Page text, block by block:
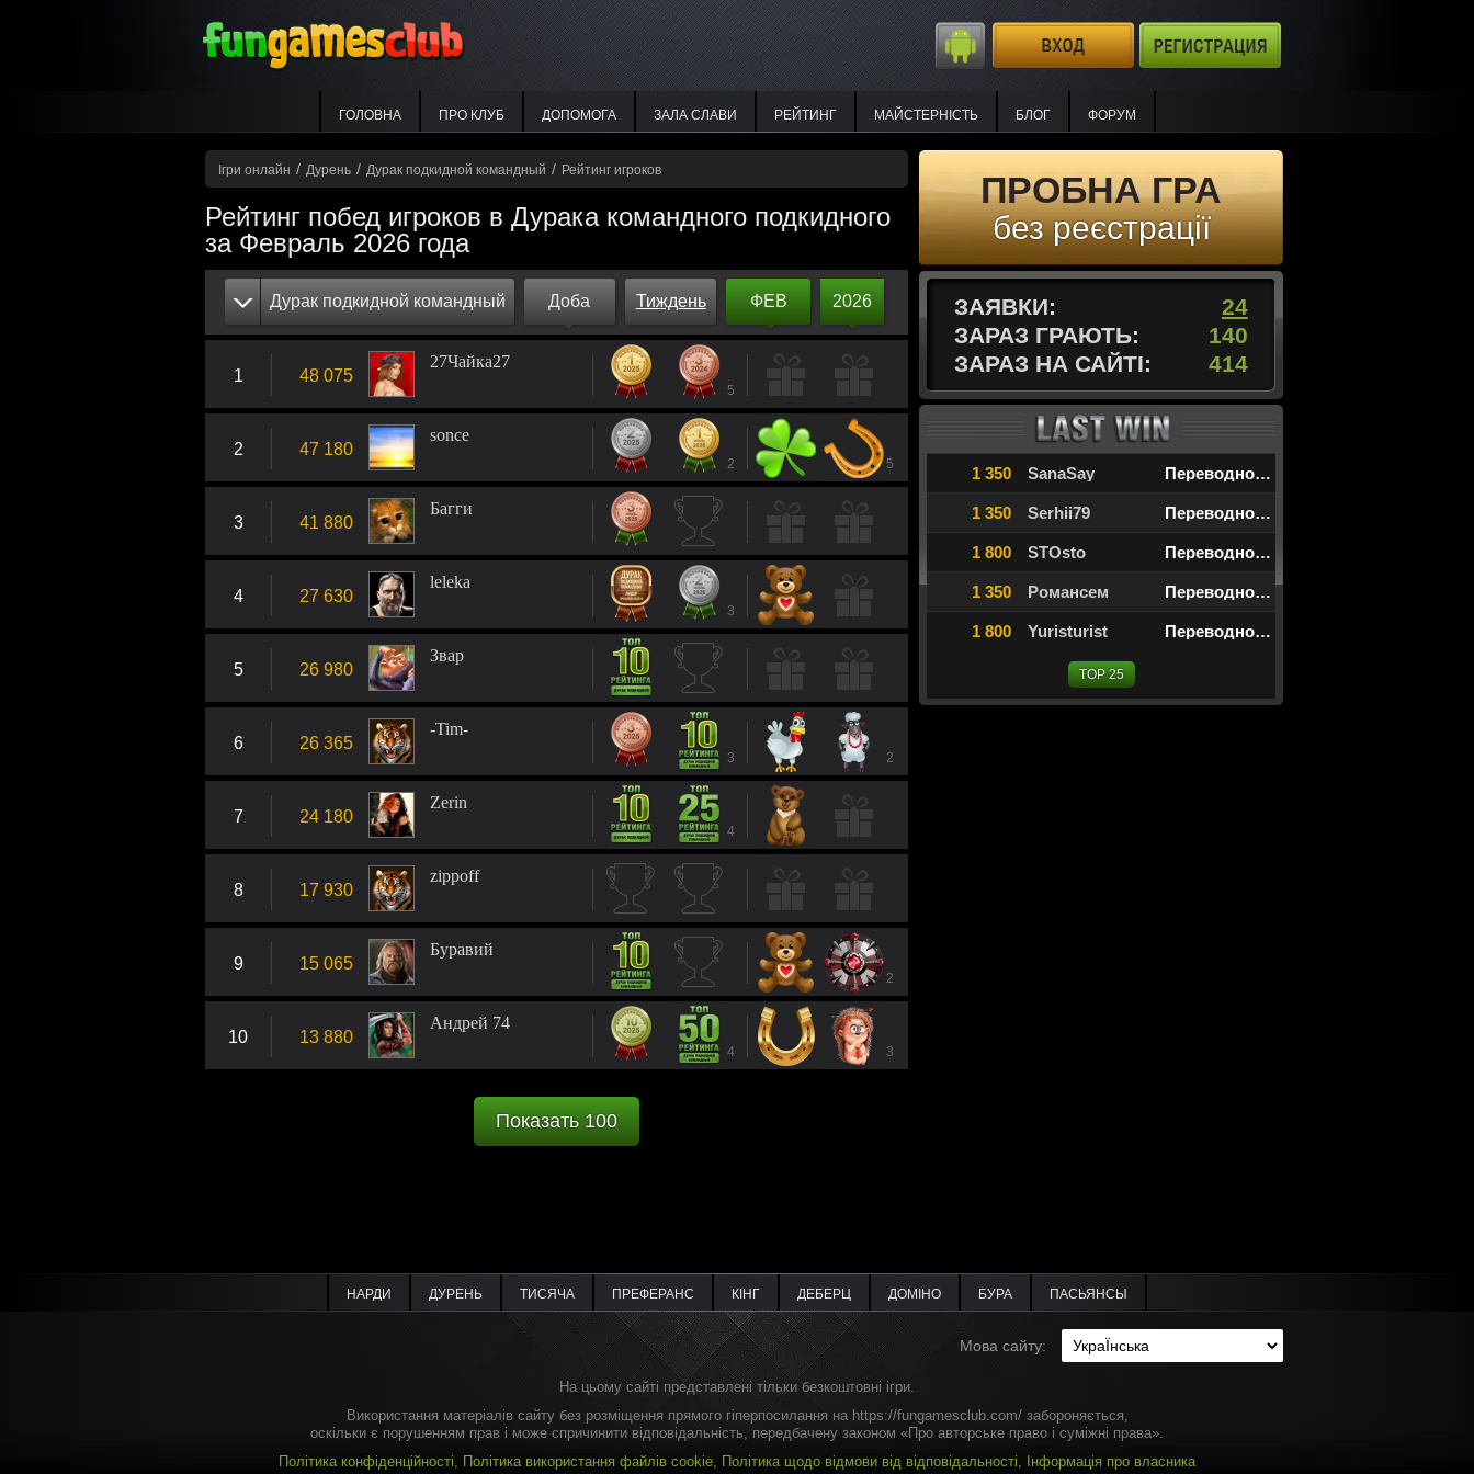
ГОЛОВНА ПРО КЛУБ ДОПОМОГА ЗАЛА СЛАВИ РЕЙТИНГ МАЙСТЕРНІСТЬ БЛОГ ФОРУМ
Ігри онлайн / Дурень / Дурак подкидной командный / Рейтинг игроков
Рейтинг побед игроков в Дурака командного подкидного
за Февраль 2026 года
Дурак подкидной командный Доба Тиждень ФЕВ 2026
1 48 075
27Чайка27
5
2 47 180
sonce
2 5
3 41 880
Багги
4 27 630
leleka
3
5 26 980
Звар
6 26 365
-Tim-
3 2
7 24 180
Zerin
4
8 17 930
zippoff
9 15 065
Буравий
2
10 13 880
Андрей 74
4 3
Показать 100
ПРОБНА ГРА
без реєстрації
ЗАЯВКИ:
24
ЗАРАЗ ГРАЮТЬ:
140
ЗАРАЗ НА САЙТІ:
412
1 350 SanаSay Переводной дурак
1 350 Serhii79 Переводной дурак
1 800 STOsto Переводной дурак
1 350 Романсем Переводной дурак
1 800 Yuristurist Переводной дурак
TOP 25
НАРДИ ДУРЕНЬ ТИСЯЧА ПРЕФЕРАНС КІНГ ДЕБЕРЦ ДОМІНО БУРА ПАСЬЯНСЫ
Мова сайту:
На цьому сайті представлені тільки безкоштовні ігри.
Використання матеріалів сайту без розміщення прямого гіперпосилання на https://fungamesclub.com/ забороняється,
оскільки є порушенням прав і може спричинити відповідальність, передбачену законом «Про авторське право і суміжні права».
Політика конфіденційності, Політика використання файлів cookie, Політика щодо відмови від відповідальності, Інформація про власника